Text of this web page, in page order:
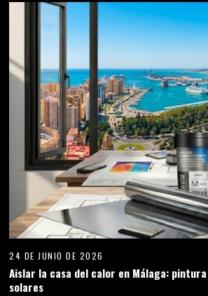
24 DE JUNIO DE 2026
Aislar la casa del calor en Málaga:
solares